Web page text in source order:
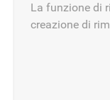
La funzione di
creazione di